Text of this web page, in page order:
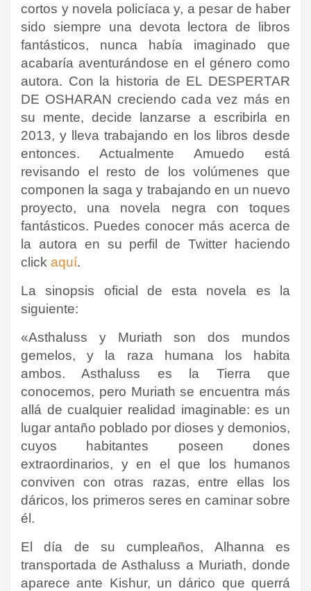
cortos y novela policíaca y, a pesar de haber
sido siempre una devota lectora de libros
fantásticos, nunca había imaginado que
acabaría aventurándose en el género como
autora. Con la historia de EL DESPERTAR
DE OSHARAN creciendo cada vez más en
su mente, decide lanzarse a escribirla en
2013, y lleva trabajando en los libros desde
entonces. Actualmente Amuedo está
revisando el resto de los volúmenes que
componen la saga y trabajando en un nuevo
proyecto, una novela negra con toques
fantásticos. Puedes conocer más acerca de
la autora en su perfil de Twitter haciendo
click aquí.
La sinopsis oficial de esta novela es la
siguiente:
«Asthaluss y Muriath son dos mundos
gemelos, y la raza humana los habita
ambos. Asthaluss es la Tierra que
conocemos, pero Muriath se encuentra más
allá de cualquier realidad imaginable: es un
lugar antaño poblado por dioses y demonios,
cuyos habitantes poseen dones
extraordinarios, y en el que los humanos
conviven con otras razas, entre ellas los
dáricos, los primeros seres en caminar sobre
él.
El día de su cumpleaños, Alhanna es
transportada de Asthaluss a Muriath, donde
aparece ante Kishur, un dárico que querrá